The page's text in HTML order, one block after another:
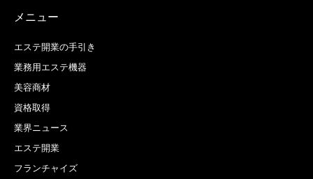
メニュー
エステ開業の手引き
業務用エステ機器
美容商材
資格取得
業界ニュース
エステ開業
フランチャイズ